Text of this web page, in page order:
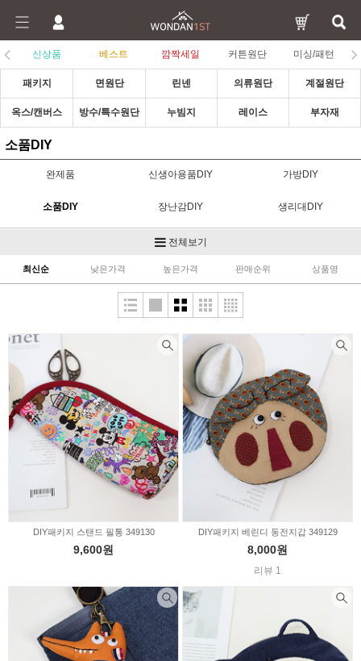
신상품 베스트 깜짝세일 커튼원단 미싱/패턴
패키지 면원단 린넨 의류원단 계절원단
옥스/캔버스 방수/특수원단 누빔지 레이스 부자재
소품DIY
완제품 신생아용품DIY 가방DIY
소품DIY 장난감DIY 생리대DIY
전체보기
최신순 낮은가격 높은가격 판매순위 상품명
DIY패키지 스탠드 필통 349130
9,600원
DIY패키지 베린디 동전지갑 349129
8,000원
리뷰 1